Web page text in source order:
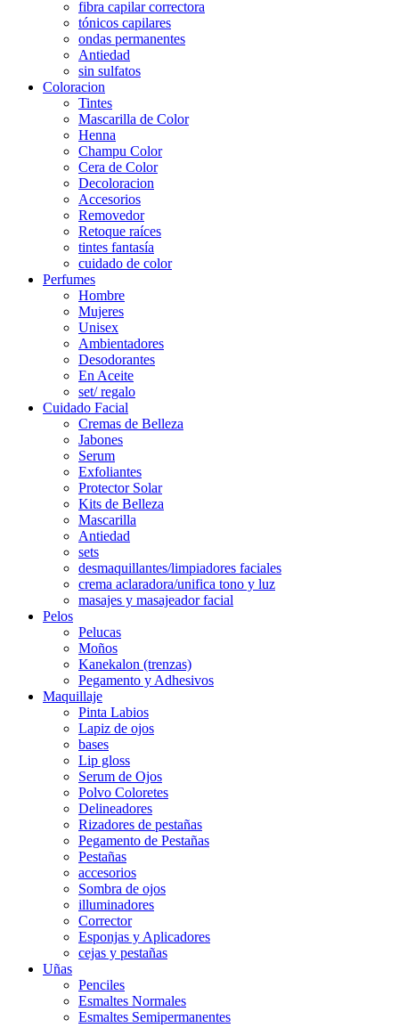
fibra capilar correctora
tónicos capilares
ondas permanentes
Antiedad
sin sulfatos
Coloracion
Tintes
Mascarilla de Color
Henna
Champu Color
Cera de Color
Decoloracion
Accesorios
Removedor
Retoque raíces
tintes fantasía
cuidado de color
Perfumes
Hombre
Mujeres
Unisex
Ambientadores
Desodorantes
En Aceite
set/ regalo
Cuidado Facial
Cremas de Belleza
Jabones
Serum
Exfoliantes
Protector Solar
Kits de Belleza
Mascarilla
Antiedad
sets
desmaquillantes/limpiadores faciales
crema aclaradora/unifica tono y luz
masajes y masajeador facial
Pelos
Pelucas
Moños
Kanekalon (trenzas)
Pegamento y Adhesivos
Maquillaje
Pinta Labios
Lapiz de ojos
bases
Lip gloss
Serum de Ojos
Polvo Coloretes
Delineadores
Rizadores de pestañas
Pegamento de Pestañas
Pestañas
accesorios
Sombra de ojos
illuminadores
Corrector
Esponjas y Aplicadores
cejas y pestañas
Uñas
Penciles
Esmaltes Normales
Esmaltes Semipermanentes